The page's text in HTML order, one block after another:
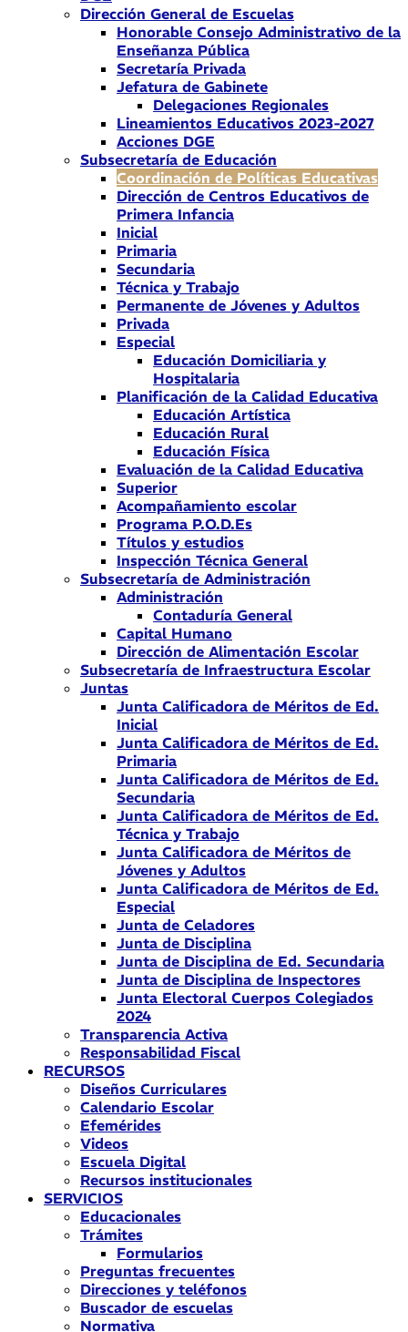
Dirección General de Escuelas
Honorable Consejo Administrativo de la
Enseñanza Pública
Secretaría Privada
Jefatura de Gabinete
Delegaciones Regionales
Lineamientos Educativos 2023-2027
Acciones DGE
Subsecretaría de Educación
Coordinación de Políticas Educativas
Dirección de Centros Educativos de
Primera Infancia
Inicial
Primaria
Secundaria
Técnica y Trabajo
Permanente de Jóvenes y Adultos
Privada
Especial
Educación Domiciliaria y
Hospitalaria
Planificación de la Calidad Educativa
Educación Artística
Educación Rural
Educación Física
Evaluación de la Calidad Educativa
Superior
Acompañamiento escolar
Programa P.O.D.Es
Títulos y estudios
Inspección Técnica General
Subsecretaría de Administración
Administración
Contaduría General
Capital Humano
Dirección de Alimentación Escolar
Subsecretaría de Infraestructura Escolar
Juntas
Junta Calificadora de Méritos de Ed.
Inicial
Junta Calificadora de Méritos de Ed.
Primaria
Junta Calificadora de Méritos de Ed.
Secundaria
Junta Calificadora de Méritos de Ed.
Técnica y Trabajo
Junta Calificadora de Méritos de
Jóvenes y Adultos
Junta Calificadora de Méritos de Ed.
Especial
Junta de Celadores
Junta de Disciplina
Junta de Disciplina de Ed. Secundaria
Junta de Disciplina de Inspectores
Junta Electoral Cuerpos Colegiados
2024
Transparencia Activa
Responsabilidad Fiscal
RECURSOS
Diseños Curriculares
Calendario Escolar
Efemérides
Videos
Escuela Digital
Recursos institucionales
SERVICIOS
Educacionales
Trámites
Formularios
Preguntas frecuentes
Direcciones y teléfonos
Buscador de escuelas
Normativa